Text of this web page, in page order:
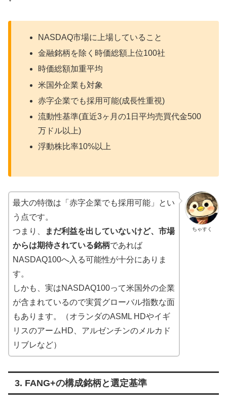
NASDAQ市場に上場していること
金融銘柄を除く時価総額上位100社
時価総額加重平均
米国外企業も対象
赤字企業でも採用可能(成長性重視)
流動性基準(直近3ヶ月の1日平均売買代金500
万ドル以上)
浮動株比率10%以上
ちゃすく
最大の特徴は「赤字企業でも採用可能」とい
う点です。
つまり、
まだ利益を出していないけど、市場
からは期待されている銘柄であれば
NASDAQ100へ入る可能性が十分にありま
す。
しかも、実はNASDAQ100って米国外の企業
が含まれているので実質グローバル指数な面
もあります。（オランダのASML HDやイギ
リスのアームHD、アルゼンチンのメルカド
リブレなど）
3. FANG+の構成銘柄と選定基準